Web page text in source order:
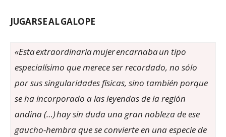
JUGARSE AL GALOPE
«Esta extraordinaria mujer encarnaba un tipo
especialísimo que merece ser recordado, no sólo
por sus singularidades físicas, sino también porque
se ha incorporado a las leyendas de la región
andina (…) hay sin duda una gran nobleza de ese
gaucho-hembra que se convierte en una especie de